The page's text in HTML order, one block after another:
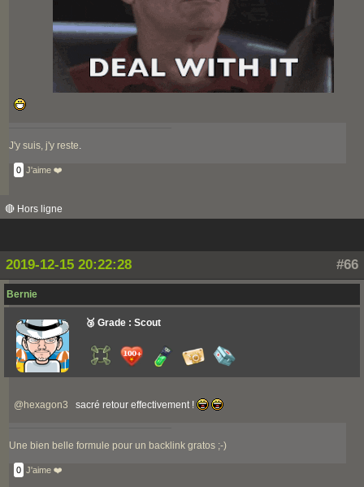
J'y suis, j'y reste.
0 J'aime ❤️
🔴 Hors ligne
#66
2019-12-15 20:22:28
Bernie
🥉 Grade : Scout
@ hexagon3 sacré retour effectivement !
Une bien belle formule pour un backlink gratos ;-)
0 J'aime ❤️